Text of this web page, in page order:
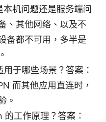
机问题还是服务端问
、其他网络、以及不
备都不可用，多半是
于哪些场景？答案：
而其他应用直连时，
。
工作原理？答案：